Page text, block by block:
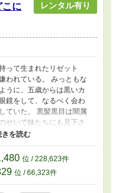
こに
レンタル有り
って生まれたリゼット
われている。 みっともな
うに、五歳からは黒いカ
鏡をして、なるべく会わ
ていた。 黒髪黒目は闇属
せいで妹たちにも見下さ
鳴られるよりはましだと
った頃、三姉妹しかいな
女のリゼットだと父親か
することになる。 家族か
いリゼットは領地を継ぐ
爵令息のダミアンと婚約
位 / 228,623件
位 / 66,323件